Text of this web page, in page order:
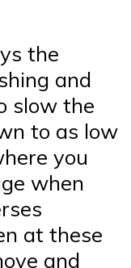
the
and
slow the
to as low
you
when
at these
and